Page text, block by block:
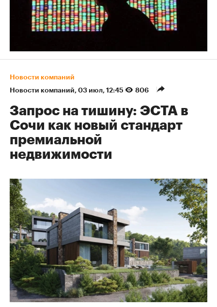
Новости компаний
Новости компаний⁠, 03 июл, 12:45 806
Запрос на тишину: ЭСТА в
Сочи как новый стандарт
премиальной
недвижимости